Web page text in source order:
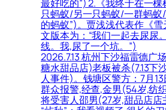
最好吃的”) 2.《我终于在一
只蚂蚁/另一只蚂蚁/一群蚂蚁
的蚂蚁”)。贾浅浅代表作《
文版本为：“我们一起去尿尿
线。我,尿了一个坑。”)
2026.7.13 杭州下沙福雷德广
糖水甜品店)老板被杀(7.13下
人事件)。钱塘区警方：7月
群众报警,经查,金男(54岁,纺
将受害人邵男(27岁,甜品店